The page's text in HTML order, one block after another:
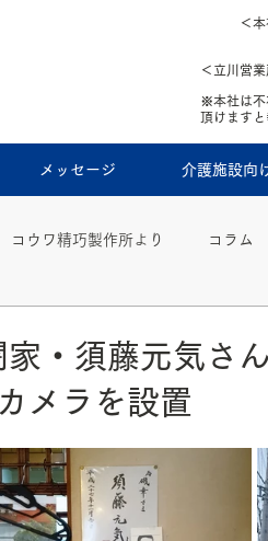
＜本
＜立川営業
※本社は不
頂けます
メッセージ 介護施設向
コウワ精巧製作所より コラム
家・須藤元気さ
メラを設置